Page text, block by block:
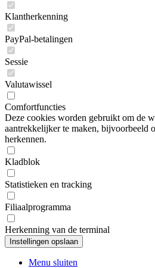
Klantherkenning
PayPal-betalingen
Sessie
Valutawissel
Comfortfuncties
Deze cookies worden gebruikt om de
aantrekkelijker te maken, bijvoorbeeld
herkennen.
Kladblok
Statistieken en tracking
Filiaalprogramma
Herkenning van de terminal
Menu sluiten